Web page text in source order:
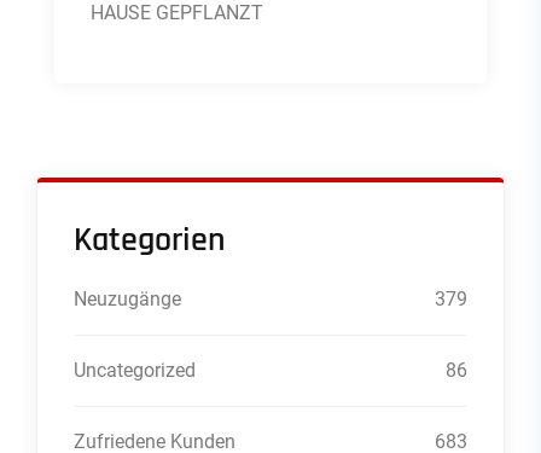
HAUSE GEPFLANZT
Kategorien
Neuzugänge 379
Uncategorized 86
Zufriedene Kunden 683